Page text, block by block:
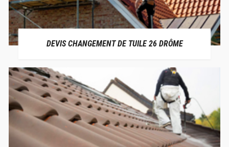
DEVIS CHANGEMENT DE TUILE 26 DRÔME